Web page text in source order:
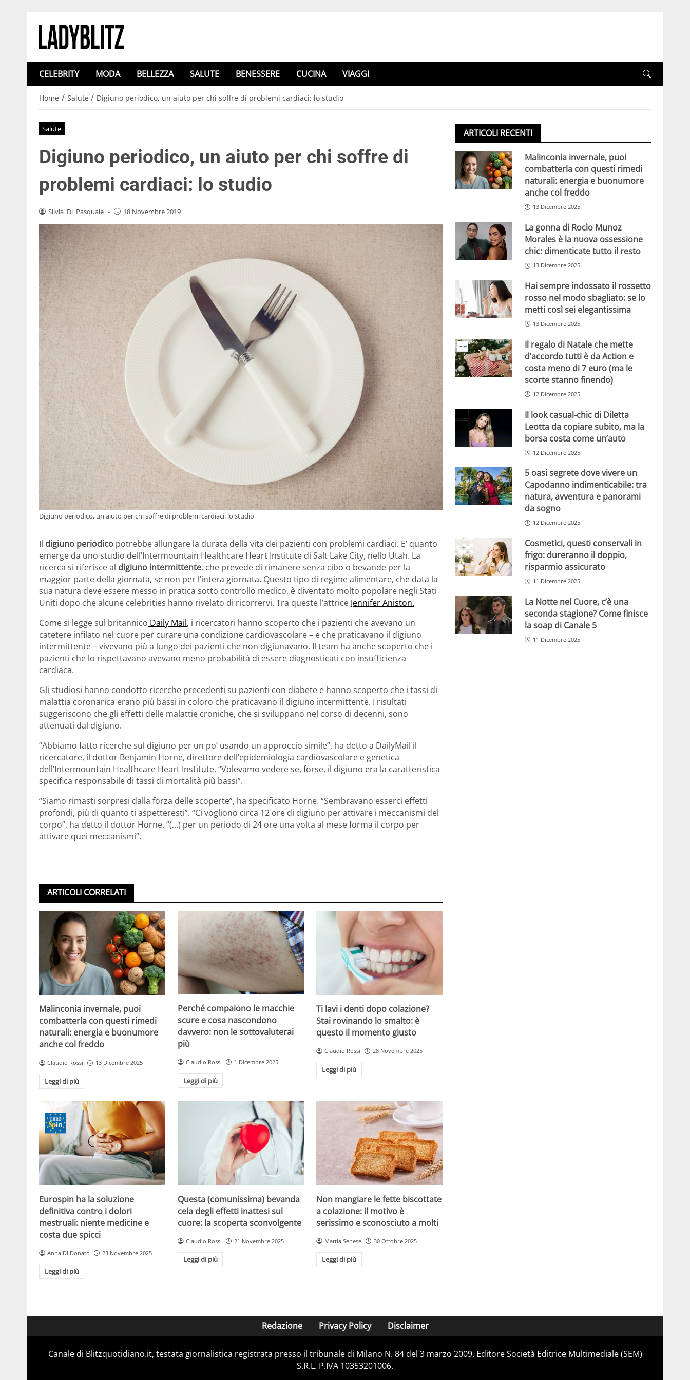
CELEBRITY MODA BELLEZZA SALUTE BENESSERE CUCINA VIAGGI
Home / Salute / Digiuno periodico, un aiuto per chi soffre di problemi cardiaci: lo studio
Salute
Digiuno periodico, un aiuto per chi soffre di
problemi cardiaci: lo studio
Silvia_Di_Pasquale - 18 Novembre 2019
Digiuno periodico, un aiuto per chi soffre di problemi cardiaci: lo studio
Il digiuno periodico potrebbe allungare la durata della vita dei pazienti con problemi cardiaci. E’ quanto
emerge da uno studio dell’Intermountain Healthcare Heart Institute di Salt Lake City, nello Utah. La
ricerca si riferisce al digiuno intermittente, che prevede di rimanere senza cibo o bevande per la
maggior parte della giornata, se non per l’intera giornata. Questo tipo di regime alimentare, che data la
sua natura deve essere messo in pratica sotto controllo medico, è diventato molto popolare negli Stati
Uniti dopo che alcune celebrities hanno rivelato di ricorrervi. Tra queste l’attrice Jennifer Aniston.
Come si legge sul britannico Daily Mail, i ricercatori hanno scoperto che i pazienti che avevano un
catetere infilato nel cuore per curare una condizione cardiovascolare – e che praticavano il digiuno
intermittente – vivevano più a lungo dei pazienti che non digiunavano. Il team ha anche scoperto che i
pazienti che lo rispettavano avevano meno probabilità di essere diagnosticati con insufficienza
cardiaca.
Gli studiosi hanno condotto ricerche precedenti su pazienti con diabete e hanno scoperto che i tassi di
malattia coronarica erano più bassi in coloro che praticavano il digiuno intermittente. I risultati
suggeriscono che gli effetti delle malattie croniche, che si sviluppano nel corso di decenni, sono
attenuati dal digiuno.
“Abbiamo fatto ricerche sul digiuno per un po’ usando un approccio simile”, ha detto a DailyMail il
ricercatore, il dottor Benjamin Horne, direttore dell’epidemiologia cardiovascolare e genetica
dell’Intermountain Healthcare Heart Institute. “Volevamo vedere se, forse, il digiuno era la caratteristica
specifica responsabile di tassi di mortalità più bassi”.
“Siamo rimasti sorpresi dalla forza delle scoperte”, ha specificato Horne. “Sembravano esserci effetti
profondi, più di quanto ti aspetteresti”. “Ci vogliono circa 12 ore di digiuno per attivare i meccanismi del
corpo”, ha detto il dottor Horne. “(…) per un periodo di 24 ore una volta al mese forma il corpo per
attivare quei meccanismi”.
ARTICOLI CORRELATI
Malinconia invernale, puoi
combatterla con questi rimedi
naturali: energia e buonumore
anche col freddo
Claudio Rossi 13 Dicembre 2025
Leggi di più
Perché compaiono le macchie
scure e cosa nascondono
davvero: non le sottovaluterai
più
Claudio Rossi 1 Dicembre 2025
Leggi di più
Ti lavi i denti dopo colazione?
Stai rovinando lo smalto: è
questo il momento giusto
Claudio Rossi 28 Novembre 2025
Leggi di più
Eurospin ha la soluzione
definitiva contro i dolori
mestruali: niente medicine e
costa due spicci
Anna Di Donato 23 Novembre 2025
Leggi di più
Questa (comunissima) bevanda
cela degli effetti inattesi sul
cuore: la scoperta sconvolgente
Claudio Rossi 21 Novembre 2025
Leggi di più
Non mangiare le fette biscottate
a colazione: il motivo è
serissimo e sconosciuto a molti
Mattia Senese 30 Ottobre 2025
Leggi di più
ARTICOLI RECENTI
Malinconia invernale, puoi
combatterla con questi rimedi
naturali: energia e buonumore
anche col freddo
13 Dicembre 2025
La gonna di Rocìo Munoz
Morales è la nuova ossessione
chic: dimenticate tutto il resto
13 Dicembre 2025
Hai sempre indossato il rossetto
rosso nel modo sbagliato: se lo
metti così sei elegantissima
13 Dicembre 2025
Il regalo di Natale che mette
d’accordo tutti è da Action e
costa meno di 7 euro (ma le
scorte stanno finendo)
12 Dicembre 2025
Il look casual-chic di Diletta
Leotta da copiare subito, ma la
borsa costa come un’auto
12 Dicembre 2025
5 oasi segrete dove vivere un
Capodanno indimenticabile: tra
natura, avventura e panorami
da sogno
12 Dicembre 2025
Cosmetici, questi conservali in
frigo: dureranno il doppio,
risparmio assicurato
11 Dicembre 2025
La Notte nel Cuore, c’è una
seconda stagione? Come finisce
la soap di Canale 5
11 Dicembre 2025
Redazione Privacy Policy Disclaimer
Canale di Blitzquotidiano.it, testata giornalistica registrata presso il tribunale di Milano N. 84 del 3 marzo 2009. Editore Società Editrice Multimediale (SEM)
S.R.L. P.IVA 10353201006.